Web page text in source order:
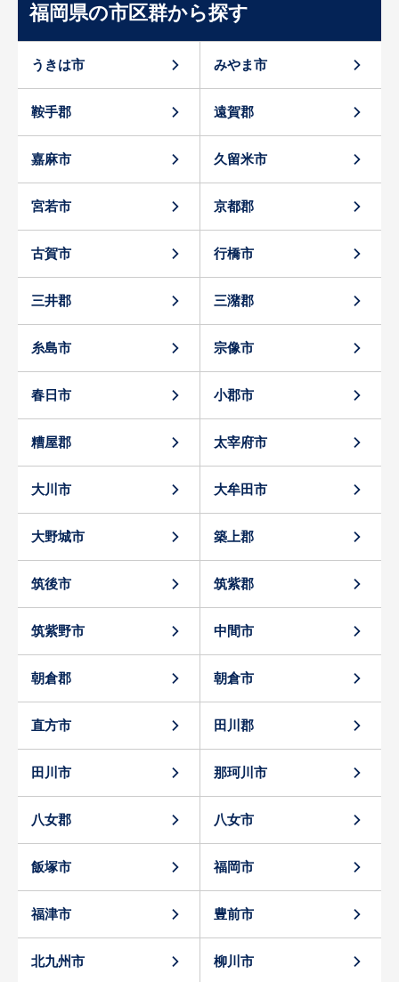
福岡県の市区群から探す
うきは市 みやま市
鞍手郡 遠賀郡
嘉麻市 久留米市
宮若市 京都郡
古賀市 行橋市
三井郡 三潴郡
糸島市 宗像市
春日市 小郡市
糟屋郡 太宰府市
大川市 大牟田市
大野城市 築上郡
筑後市 筑紫郡
筑紫野市 中間市
朝倉郡 朝倉市
直方市 田川郡
田川市 那珂川市
八女郡 八女市
飯塚市 福岡市
福津市 豊前市
北九州市 柳川市